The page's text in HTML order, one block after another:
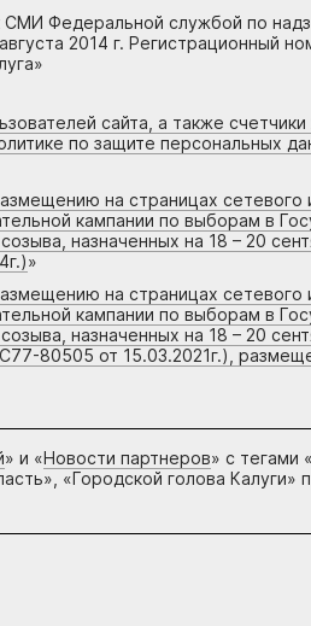
СМИ Федеральной службой по
2014 г. Регистрационный
сайта, а также
по защите персональных
на страницах сетевого
кампании по выборам в
назначенных на 18 – 20
»
на страницах сетевого
кампании по выборам в
назначенных на 18 – 20
80505 от 15.03.2021г.),
» и «Новости партнеров» с тегами
«Городской голова Калуги»